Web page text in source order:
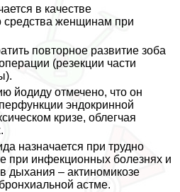
в качестве
средства женщинам при
повторное развитие зоба
(резекции части
йодиду отмечено, что он
эндокринной
кризе, облегчая
назначается при трудно
при инфекционных болезнях и
дыхания – актиномикозе
астме.